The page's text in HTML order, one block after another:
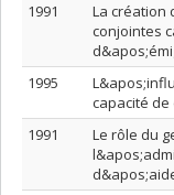
1991
La création
conjointes
1995
capacité
1991
Le rôle du